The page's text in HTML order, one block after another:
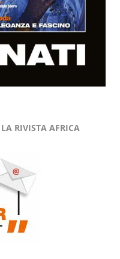
RIVISTA AFRICA